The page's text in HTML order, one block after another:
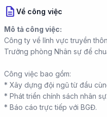
description Về công việc
Mô tả công việc:
Công ty về lĩnh vực truyền
Trưởng phòng Nhân sự để
Công việc bao gồm:
* Xây dựng đội ngũ từ đầu
* Phát triển chính sách nhân sự.
* Báo cáo trực tiếp với BGĐ.